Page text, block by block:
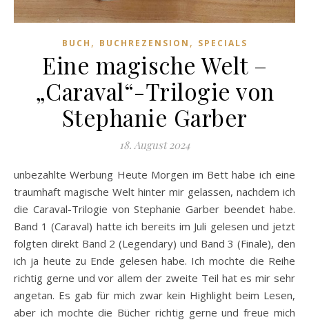
BUCH , BUCHREZENSION , SPECIALS
Eine magische Welt –
„Caraval“-Trilogie von
Stephanie Garber
18. August 2024
unbezahlte Werbung Heute Morgen im Bett habe ich eine
traumhaft magische Welt hinter mir gelassen, nachdem ich
die Caraval-Trilogie von Stephanie Garber beendet habe.
Band 1 (Caraval) hatte ich bereits im Juli gelesen und jetzt
folgten direkt Band 2 (Legendary) und Band 3 (Finale), den
ich ja heute zu Ende gelesen habe. Ich mochte die Reihe
richtig gerne und vor allem der zweite Teil hat es mir sehr
angetan. Es gab für mich zwar kein Highlight beim Lesen,
aber ich mochte die Bücher richtig gerne und freue mich